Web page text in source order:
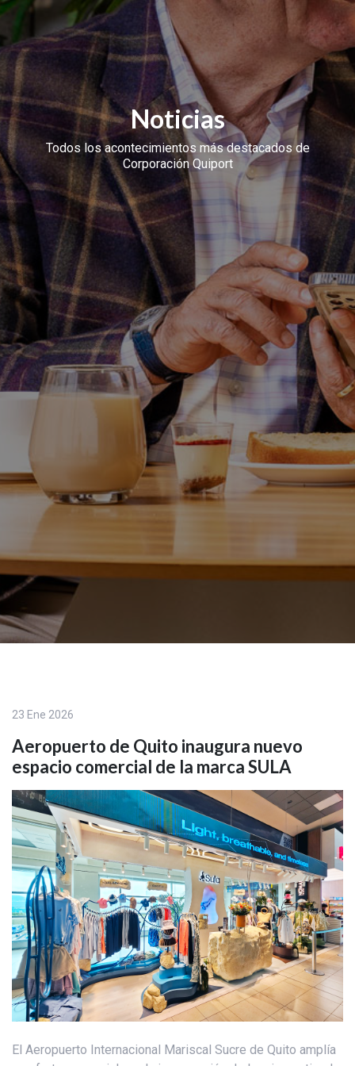
Noticias
Todos los acontecimientos más destacados de
Corporación Quiport
23 Ene 2026
Aeropuerto de Quito inaugura nuevo
espacio comercial de la marca SULA
El Aeropuerto Internacional Mariscal Sucre de Quito amplía